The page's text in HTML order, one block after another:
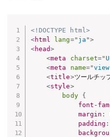
<!DOCTYPE html>
<html lang=" ja ">
<head>
<meta charset="
<meta name="
<title>ツールチッ
<style>
body
{
font-
margin :
padding :